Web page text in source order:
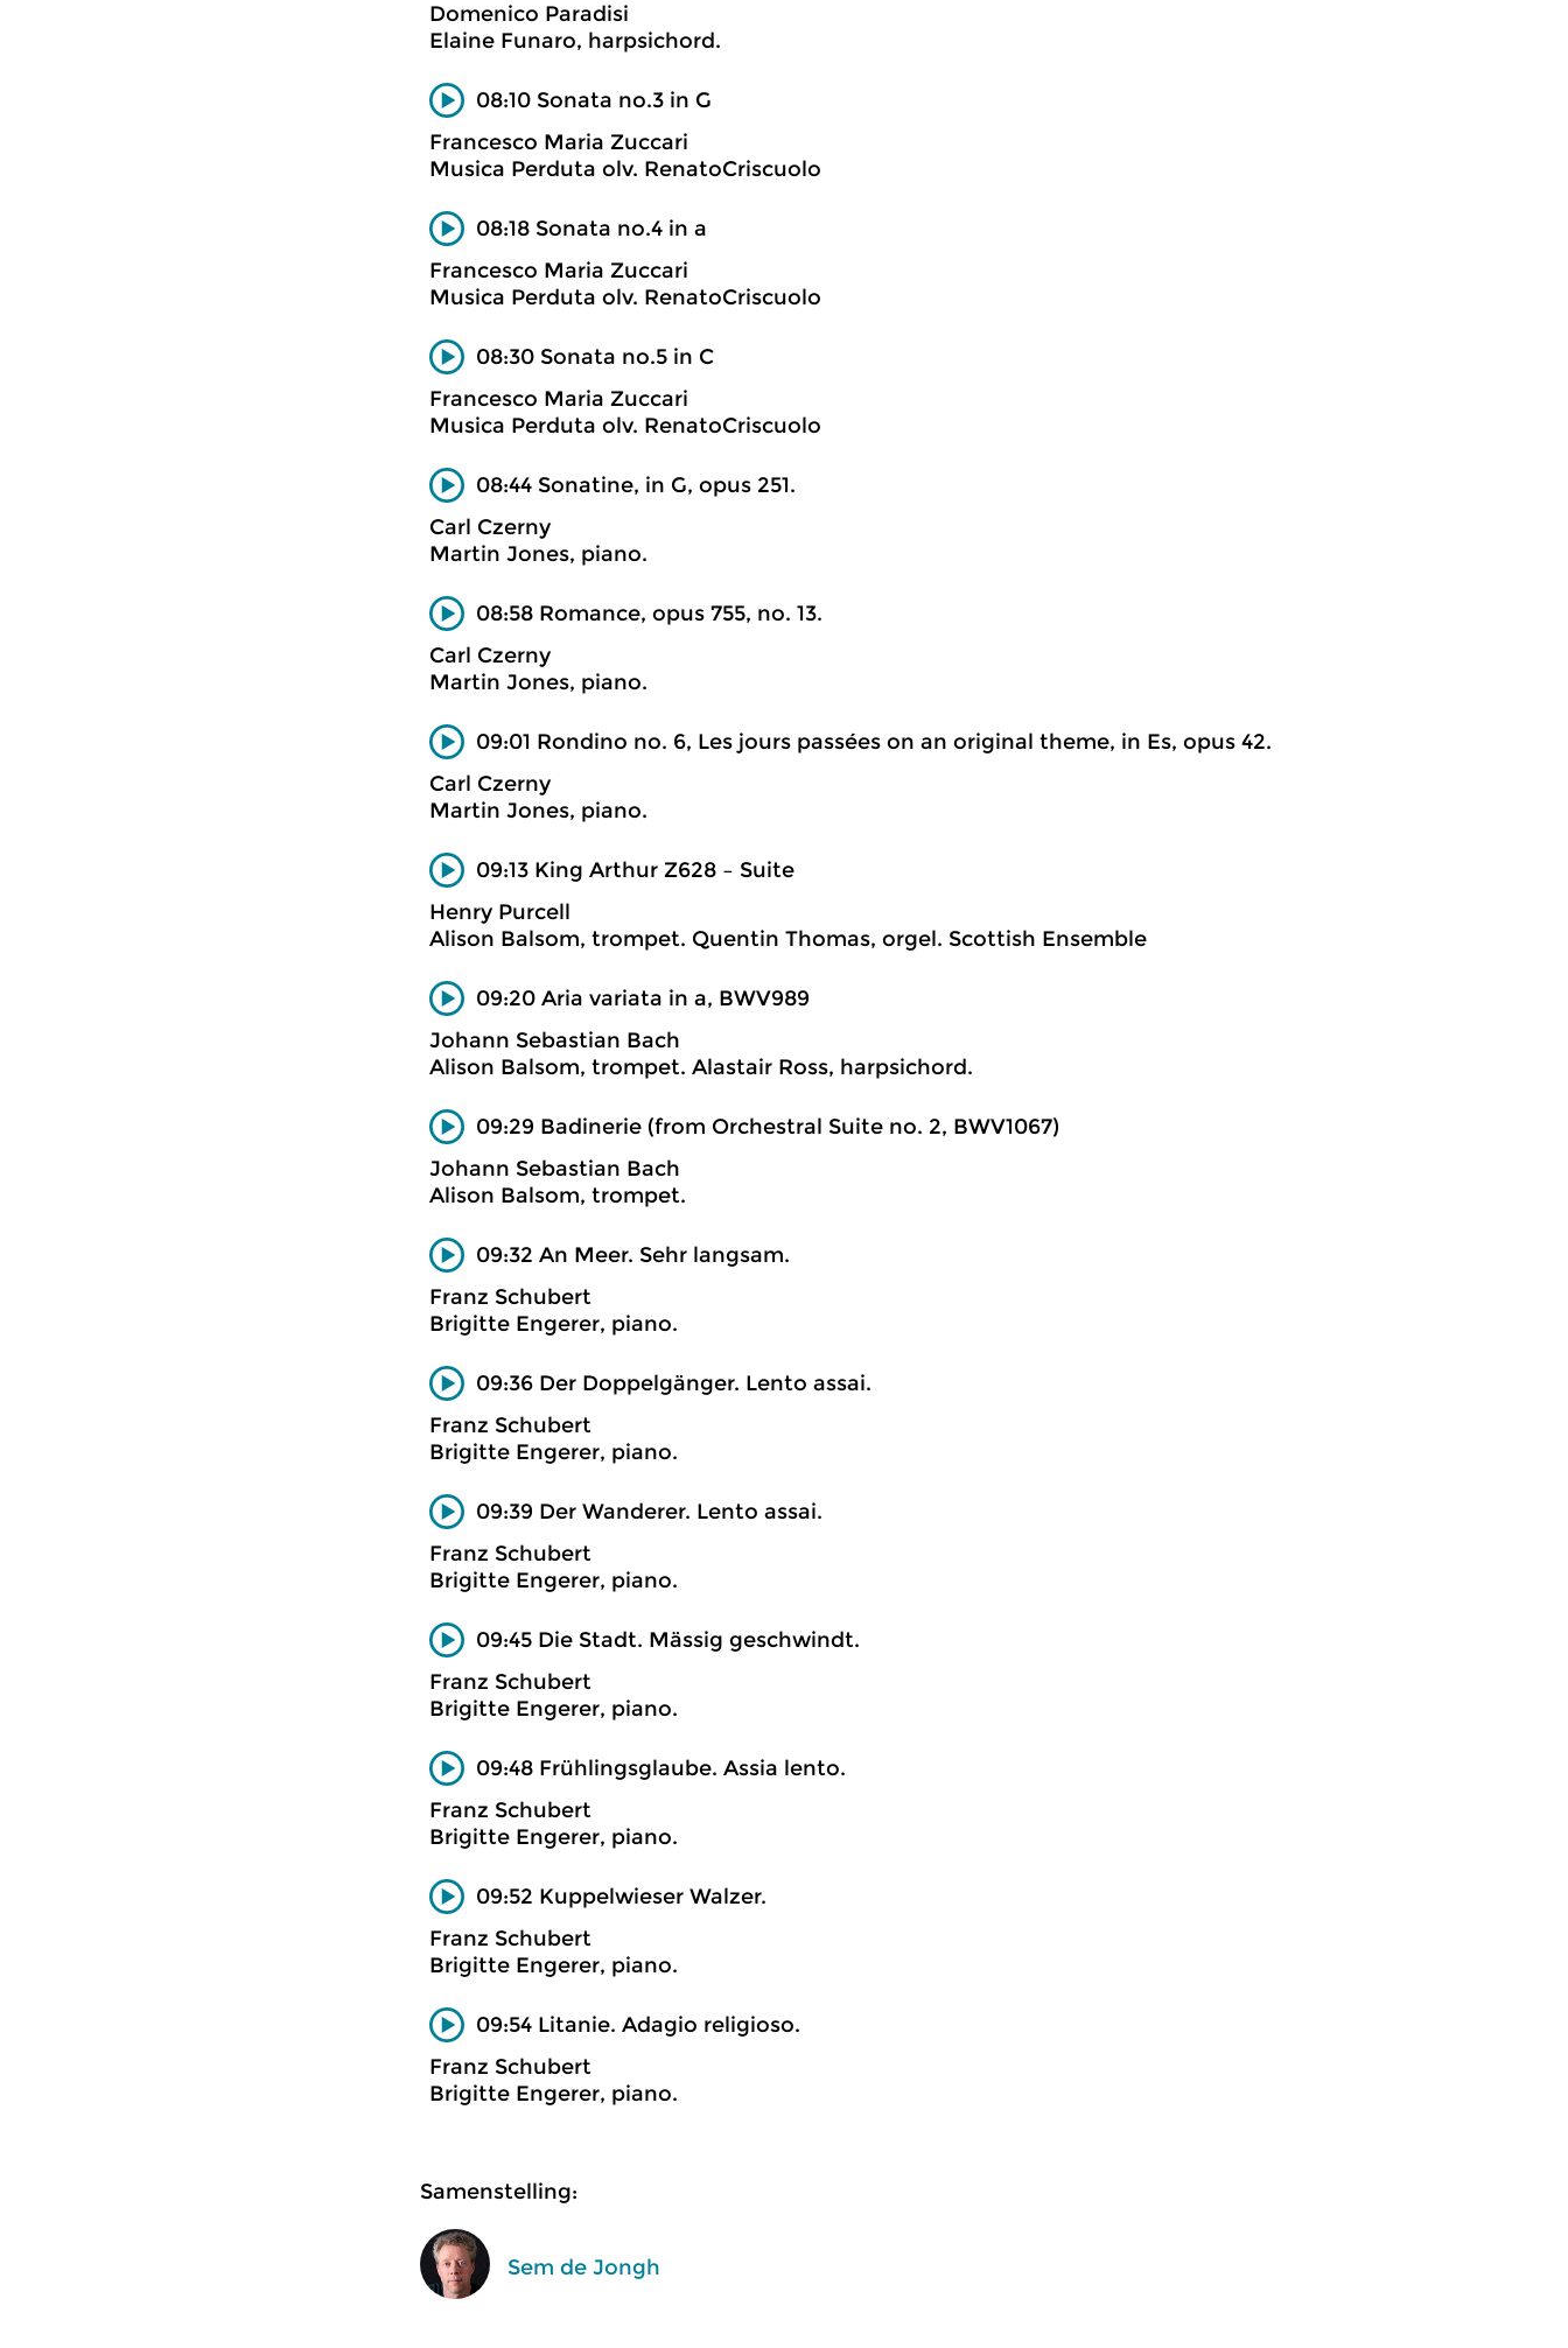
Domenico Paradisi
Elaine Funaro, harpsichord.
08:10 Sonata no.3 in G
Francesco Maria Zuccari
Musica Perduta olv. RenatoCriscuolo
08:18 Sonata no.4 in a
Francesco Maria Zuccari
Musica Perduta olv. RenatoCriscuolo
08:30 Sonata no.5 in C
Francesco Maria Zuccari
Musica Perduta olv. RenatoCriscuolo
08:44 Sonatine, in G, opus 251.
Carl Czerny
Martin Jones, piano.
08:58 Romance, opus 755, no. 13.
Carl Czerny
Martin Jones, piano.
09:01 Rondino no. 6, Les jours passées on an original theme, in Es, opus 42.
Carl Czerny
Martin Jones, piano.
09:13 King Arthur Z628 – Suite
Henry Purcell
Alison Balsom, trompet. Quentin Thomas, orgel. Scottish Ensemble
09:20 Aria variata in a, BWV989
Johann Sebastian Bach
Alison Balsom, trompet. Alastair Ross, harpsichord.
09:29 Badinerie (from Orchestral Suite no. 2, BWV1067)
Johann Sebastian Bach
Alison Balsom, trompet.
09:32 An Meer. Sehr langsam.
Franz Schubert
Brigitte Engerer, piano.
09:36 Der Doppelgänger. Lento assai.
Franz Schubert
Brigitte Engerer, piano.
09:39 Der Wanderer. Lento assai.
Franz Schubert
Brigitte Engerer, piano.
09:45 Die Stadt. Mässig geschwindt.
Franz Schubert
Brigitte Engerer, piano.
09:48 Frühlingsglaube. Assia lento.
Franz Schubert
Brigitte Engerer, piano.
09:52 Kuppelwieser Walzer.
Franz Schubert
Brigitte Engerer, piano.
09:54 Litanie. Adagio religioso.
Franz Schubert
Brigitte Engerer, piano.
Samenstelling:
Sem de Jongh